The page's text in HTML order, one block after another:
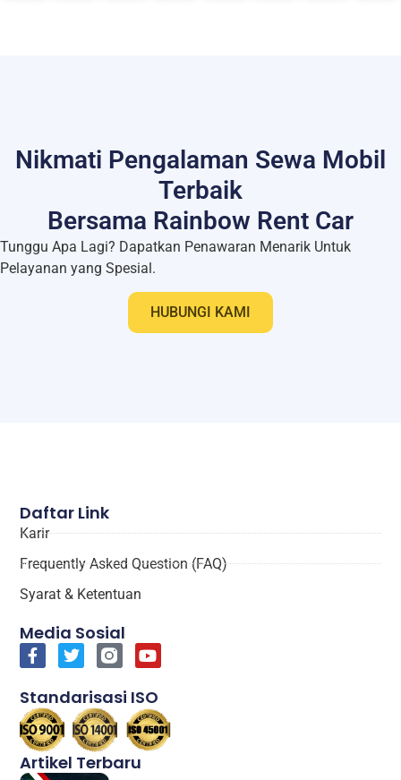
Nikmati Pengalaman Sewa Mobil
Terbaik
Bersama Rainbow Rent Car
Tunggu Apa Lagi? Dapatkan Penawaran Menarik Untuk
Pelayanan yang Spesial.
HUBUNGI KAMI
Artikel Terbaru
Daftar Link
Karir
Frequently Asked Question (FAQ)
Syarat & Ketentuan
Media Sosial
Standarisasi ISO